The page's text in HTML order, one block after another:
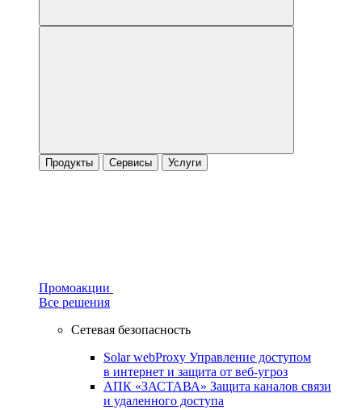
Продукты Сервисы Услуги
Промоакции
Все решения
Сетевая безопасность
Solar webProxy Управление доступом
в интернет и защита от веб-угроз
АПК «ЗАСТАВА» Защита каналов связи
и удаленного доступа